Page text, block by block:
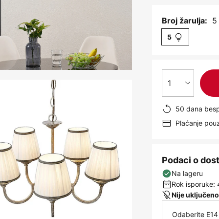
Broj žarulja: 5
5
1
50 dana
Plaćanje
Podaci o
Na lageru
Rok isporuke:
Nije
Odaberite